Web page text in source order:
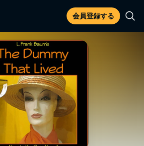
会員登録する